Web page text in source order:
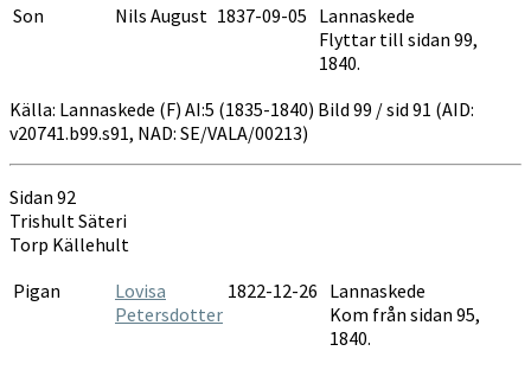
Son
Nils August 1837-09-05 Lannaskede
Flyttar till sidan 99,
1840.
Källa: Lannaskede (F) AI:5 (1835-1840) Bild 99 / sid 91 (AID:
v20741.b99.s91, NAD: SE/VALA/00213)
Sidan 92
Trishult Säteri
Torp Källehult
Pigan
Lovisa
Petersdotter
1822-12-26 Lannaskede
Kom från sidan 95,
1840.